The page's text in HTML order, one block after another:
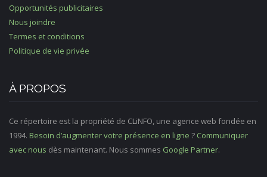
Opportunités publicitaires
Nous joindre
Termes et conditions
Politique de vie privée
À PROPOS
Ce répertoire est la propriété de CLiNFO, une agence web fondée en
1994. Besoin d’augmenter votre présence en ligne ? Communiquer
avec nous dès maintenant. Nous sommes Google Partner.